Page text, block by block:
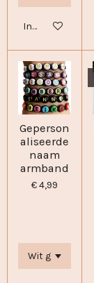
In winkelwagen
Geperson
aliseerde
naam
armband
€ 4,99